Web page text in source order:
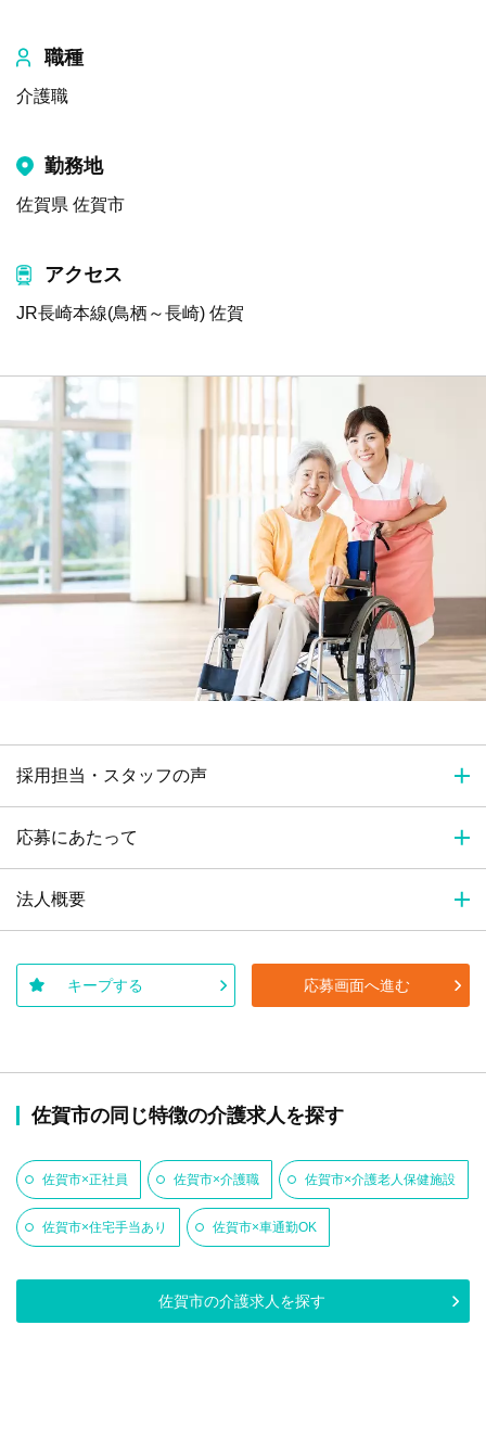
職種
介護職
勤務地
佐賀県 佐賀市
アクセス
JR長崎本線(鳥栖～長崎) 佐賀
採用担当・スタッフの声
応募にあたって
法人概要
キープする 応募画面へ進む
佐賀市の同じ特徴の介護求人を探す
佐賀市×正社員 佐賀市×介護職 佐賀市×介護老人保健施設
佐賀市×住宅手当あり 佐賀市×車通勤OK
佐賀市の介護求人を探す